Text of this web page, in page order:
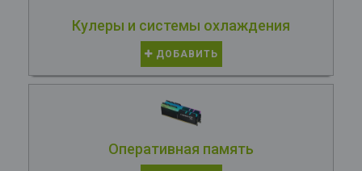
Кулеры и системы охлаждения
ДОБАВИТЬ
Оперативная память